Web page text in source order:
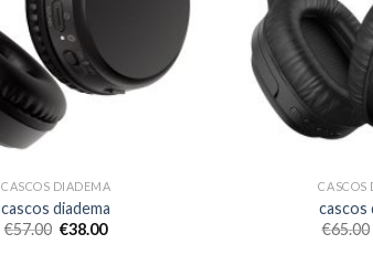
CASCOS DIADEMA
cascos diadema
€57.00 €38.00
CASCOS
cascos
€65.00